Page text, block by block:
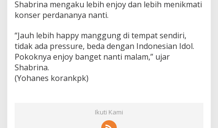
Shabrina mengaku lebih enjoy dan lebih menikmati
konser perdananya nanti.
“Jauh lebih happy manggung di tempat sendiri,
tidak ada pressure, beda dengan Indonesian Idol.
Pokoknya enjoy banget nanti malam,” ujar
Shabrina.
(Yohanes korankpk)
Ikuti Kami